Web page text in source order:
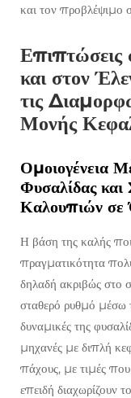
και τον προβλέψιμο
Επιπτώσεις
και στον
τις
Μονής
Ομοιογένεια
Φυσαλίδας και
Καλουπιών σε
Η βάση της καλής
πραγματικότητα
δηλαδή ακριβώς στο
σταθερό ρυθμό μέσω
δυναμικές της
μηχανές με διπλή
πάχους, με τιμές
επειδή διαχωρίζουν